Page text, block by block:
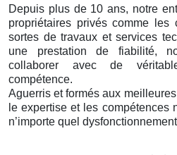
Depuis plus de 10 ans, notre
propriétaires privés comme les
sortes de travaux et services
une prestation de fiabilité,
collaborer avec de
compétence.
Aguerris et formés aux
le expertise et les compétences
n’importe quel